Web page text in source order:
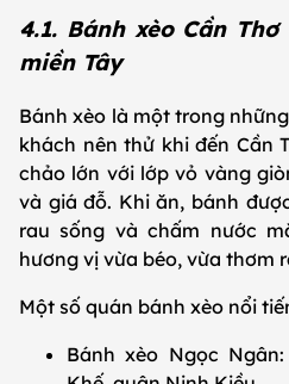
4.1. Bánh xèo Cần
miền Tây
Bánh xèo là một trong
khách nên thử khi đến Cần
chảo lớn với lớp vỏ vàng
và giá đỗ. Khi ăn, bánh
rau sống và chấm nước
hương vị vừa béo, vừa thơm
Một số quán bánh xèo nổi
Bánh xèo Ngọc